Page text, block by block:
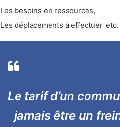
Les besoins en ressources,
Les déplacements à effectuer, etc.
Le tarif d’un
jamais être un